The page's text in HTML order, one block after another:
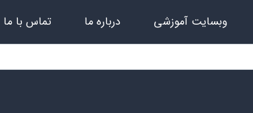
وبسایت آموزشی درباره ما تماس با ما